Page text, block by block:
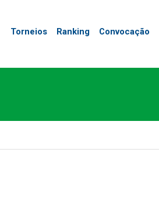
Torneios Ranking Convocação